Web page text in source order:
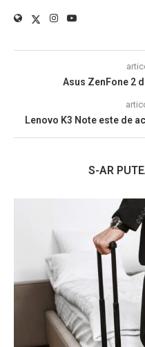
Asus ZenFone 2
Lenovo K3 Note este de
S-AR